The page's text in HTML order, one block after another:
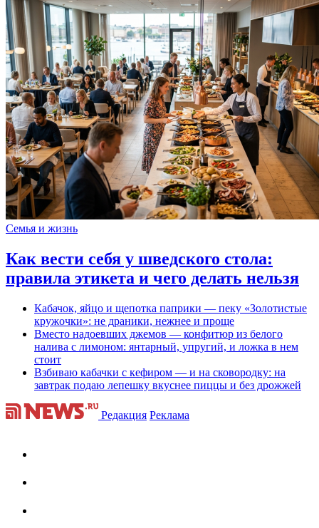
Семья и жизнь
Как вести себя у шведского стола:
правила этикета и чего делать нельзя
Кабачок, яйцо и щепотка паприки — пеку «Золотистые
кружочки»: не драники, нежнее и проще
Вместо надоевших джемов — конфитюр из белого
налива с лимоном: янтарный, упругий, и ложка в нем
стоит
Взбиваю кабачки с кефиром — и на сковородку: на
завтрак подаю лепешку вкуснее пиццы и без дрожжей
Редакция Реклама